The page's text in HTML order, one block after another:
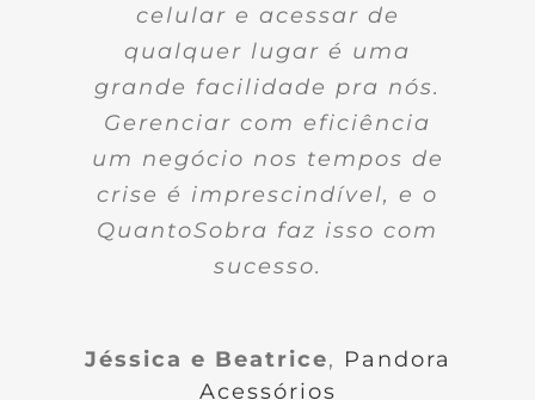
celular e acessar de
qualquer lugar é uma
grande facilidade pra nós.
Gerenciar com eficiência
um negócio nos tempos de
crise é imprescindível, e o
QuantoSobra faz isso com
sucesso.
Jéssica e Beatrice, Pandora
Acessórios
internet é quase uma
necessidade nos dias de
hoje.
Fábio Noronha Norquímica
Annanda e Juliana Blumag
indicamos!
Rosana UseRosana